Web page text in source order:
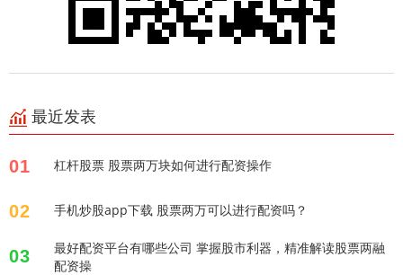
最近发表
01 杠杆股票 股票两万块如何进行配资操作
02 手机炒股app下载 股票两万可以进行配资吗？
03
最好配资平台有哪些公司 掌握股市利器，精准解读股票两融
配资操